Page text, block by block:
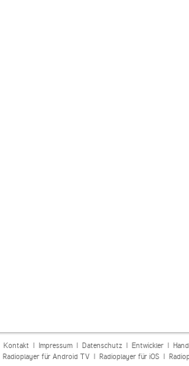
Kontakt| Impressum| Datenschutz| Entwickler|
Radioplayer für Android TV| Radioplayer für iOS|